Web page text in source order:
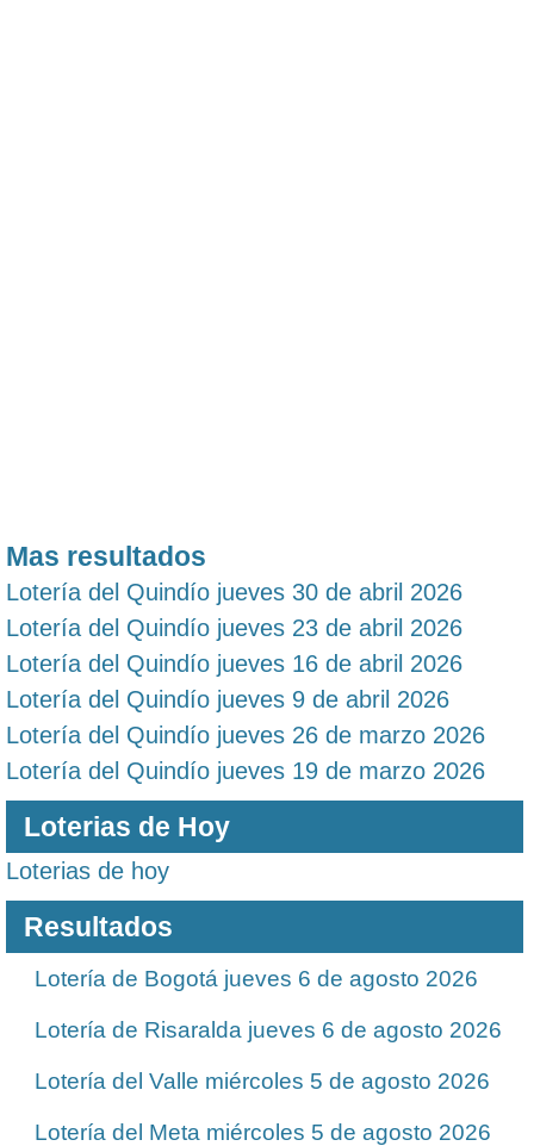
Mas resultados
Lotería del Quindío jueves 30 de abril 2026
Lotería del Quindío jueves 23 de abril 2026
Lotería del Quindío jueves 16 de abril 2026
Lotería del Quindío jueves 9 de abril 2026
Lotería del Quindío jueves 26 de marzo 2026
Lotería del Quindío jueves 19 de marzo 2026
Loterias de Hoy
Loterias de hoy
Resultados
Lotería de Bogotá jueves 6 de agosto 2026
Lotería de Risaralda jueves 6 de agosto 2026
Lotería del Valle miércoles 5 de agosto 2026
Lotería del Meta miércoles 5 de agosto 2026